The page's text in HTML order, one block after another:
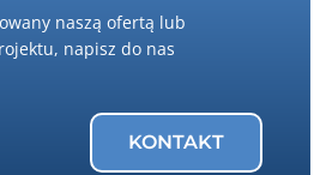
naszą ofertą lub
napisz do nas
KONTAKT